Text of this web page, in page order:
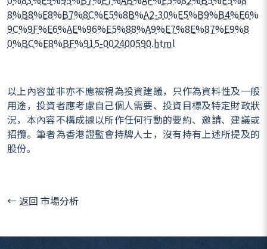
8%B8%E8%B7%8C%E5%8B%A2-30%E5%B9%B4%E6%
9C%9F%E6%AE%96%E5%88%A9%E7%8E%87%E9%8
0%BC%E8%BF%915-002400590.html
以上內容並非亦不應被視為投資建議，只作為資料性及一般
用途，投資者應考慮自己個人需要、投資目標及特定財政狀
況，本內容不構成據以所作任何行動的要約、邀請、建議或
招攬。筆者為香港證監會持牌人士，沒有持有上述所提及的
股份。
← 返回 市場分析